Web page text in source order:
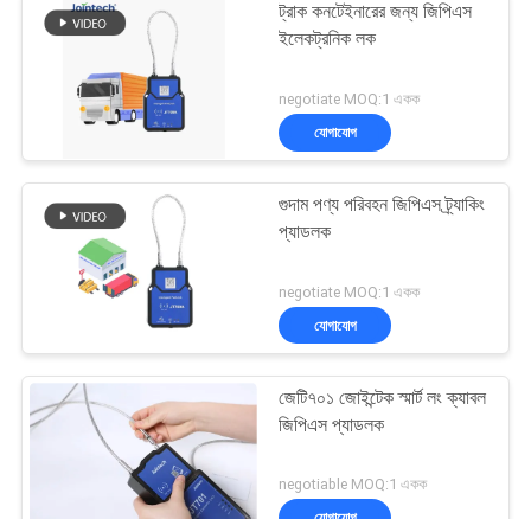
ট্রাক কনটেইনারের জন্য জিপিএস
ইলেকট্রনিক লক
negotiate MOQ:1 একক
যোগাযোগ
গুদাম পণ্য পরিবহন জিপিএস ট্র্যাকিং
প্যাডলক
negotiate MOQ:1 একক
যোগাযোগ
জেটি৭০১ জোইন্টেক স্মার্ট লং ক্যাবল
জিপিএস প্যাডলক
negotiable MOQ:1 একক